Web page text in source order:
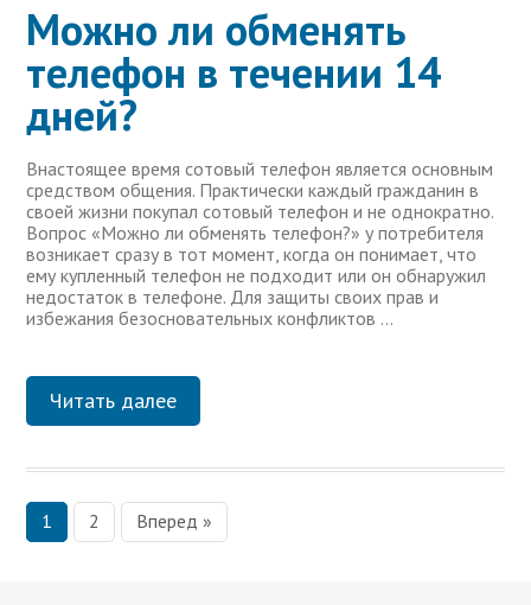
Можно ли обменять
телефон в течении 14
дней?
Внастоящее время сотовый телефон является основным
средством общения. Практически каждый гражданин в
своей жизни покупал сотовый телефон и не однократно.
Вопрос «Можно ли обменять телефон?» у потребителя
возникает сразу в тот момент, когда он понимает, что
ему купленный телефон не подходит или он обнаружил
недостаток в телефоне. Для защиты своих прав и
избежания безосновательных конфликтов …
Читать далее
1 2 Вперед »